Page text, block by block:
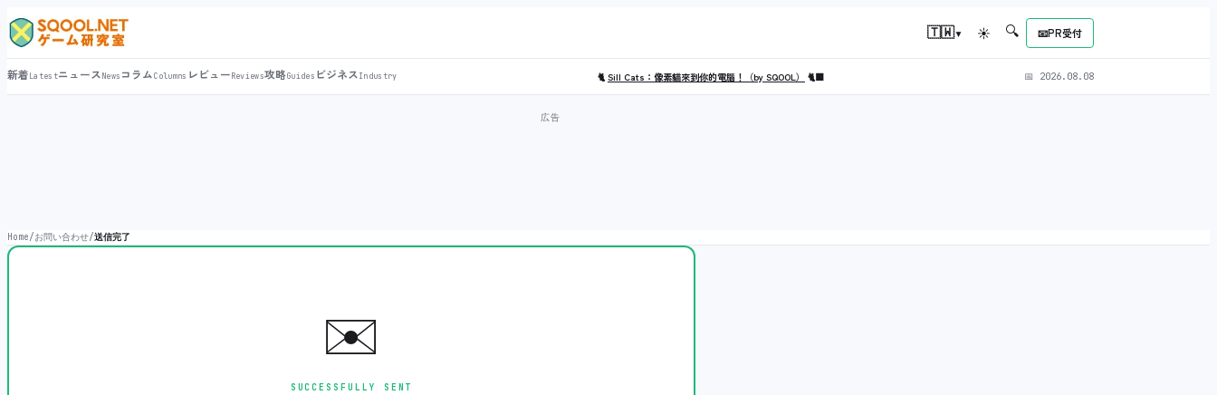
🇹🇼▾ ☀ 🔍 📧PR受付
新着LatestニュースNews コラムColumns レビューReviews攻略Guides ビジネスIndustry 🐈Sill Cats：像素貓來到你的電腦！（by SQOOL） 🐈‍⬛ 📅 2026.08.08
Home/お問い合わせ/送信完了
✉️
SUCCESSFULLY SENT